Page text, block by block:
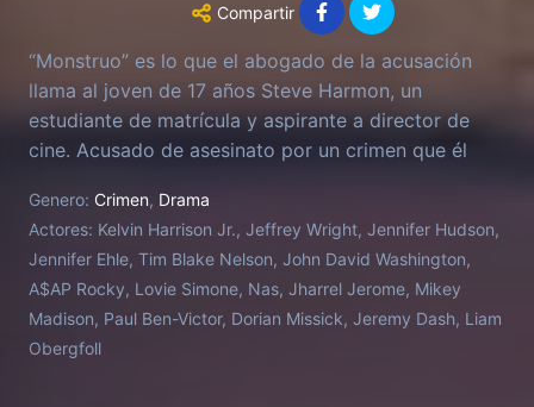
Compartir
“Monstruo” es lo que el abogado de la acusación
llama al joven de 17 años Steve Harmon, un
estudiante de matrícula y aspirante a director de
cine. Acusado de asesinato por un crimen que él
la compleja batalla legal que determinará si pasa el
resto de su vida en la cárcel.
Genero: Crimen, Drama
Actores: Kelvin Harrison Jr., Jeffrey Wright, Jennifer Hudson,
Jennifer Ehle, Tim Blake Nelson, John David Washington,
A$AP Rocky, Lovie Simone, Nas, Jharrel Jerome, Mikey
Madison, Paul Ben-Victor, Dorian Missick, Jeremy Dash, Liam
Obergfoll